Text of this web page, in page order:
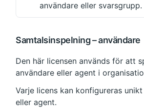
användare eller svarsgrupp.
Samtalsinspelning – användare
Den här licensen används för att
användare eller agent i
Varje licens kan konfigureras
eller agent.